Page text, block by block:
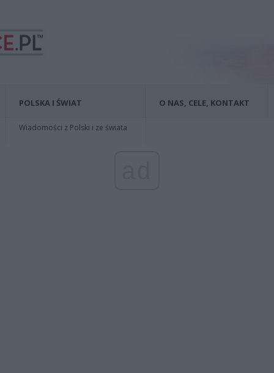
POLSKA I ŚWIAT
Wiadomości z Polski i ze świata
O NAS, CELE, KONTAKT